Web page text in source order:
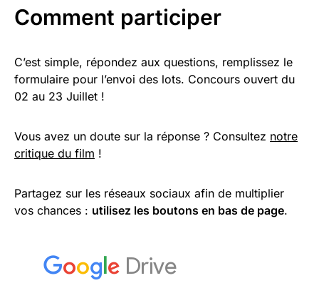
Comment participer
C’est simple, répondez aux questions, remplissez le
formulaire pour l’envoi des lots. Concours ouvert du
02 au 23 Juillet !
Vous avez un doute sur la réponse ? Consultez notre
critique du film !
Partagez sur les réseaux sociaux afin de multiplier
vos chances : utilisez les boutons en bas de page.